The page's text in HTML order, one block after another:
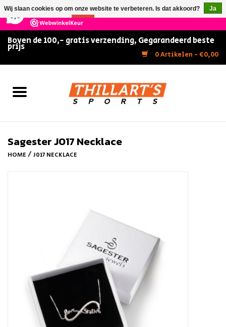
147 Reviews ×
Boven de 100,- gratis verzending, Gegarandeerd beste
prijs
0 Artikelen - €0,00
Home
Rolschaatsen
Sagester J017 Necklace
HOME /J017 NECKLACE
Wij slaan cookies op om onze website te verbeteren. Is dat akkoord?
Ja
Nee